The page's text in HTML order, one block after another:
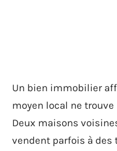
Un bien immobilier
moyen local ne
Deux maisons
vendent parfois à